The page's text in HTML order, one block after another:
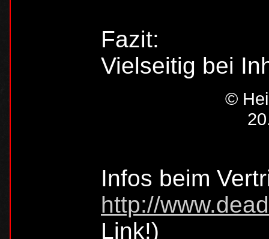
Fazit:
Vielseitig bei
©
Infos beim
http://
Link!)